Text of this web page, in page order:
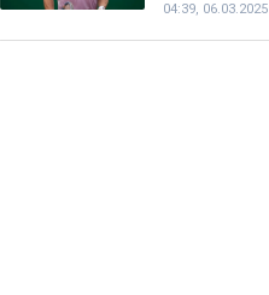
04:39, 06.03.2025